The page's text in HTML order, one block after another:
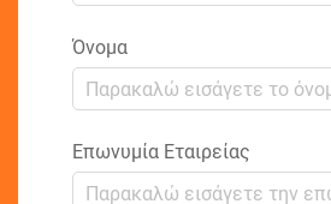
Όνομα
Επωνυμία Εταιρείας